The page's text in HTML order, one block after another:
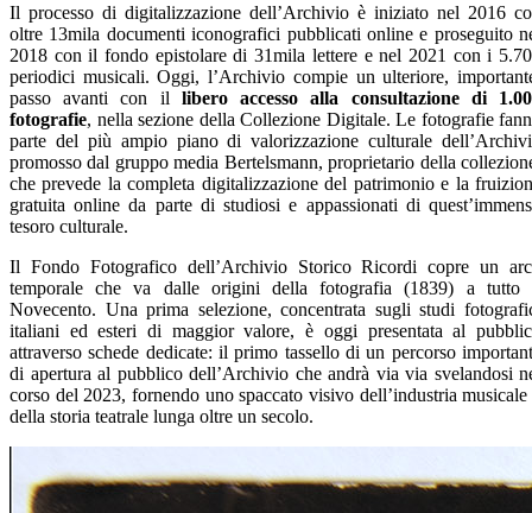
Il processo di digitalizzazione dell’Archivio è iniziato nel 2016
oltre 13mila documenti iconografici pubblicati online e proseguito
2018 con il fondo epistolare di 31mila lettere e nel 2021 con i
periodici musicali. Oggi, l’Archivio compie un ulteriore,
passo avanti con il libero accesso alla consultazione di
fotografie, nella sezione della Collezione Digitale. Le fotografie
parte del più ampio piano di valorizzazione culturale
promosso dal gruppo media Bertelsmann, proprietario della
che prevede la completa digitalizzazione del patrimonio e la
gratuita online da parte di studiosi e appassionati di
tesoro culturale.
Il Fondo Fotografico dell’Archivio Storico Ricordi copre un
temporale che va dalle origini della fotografia (1839) a tutto
Novecento. Una prima selezione, concentrata sugli studi
italiani ed esteri di maggior valore, è oggi presentata al
attraverso schede dedicate: il primo tassello di un percorso
di apertura al pubblico dell’Archivio che andrà via via svelandosi
corso del 2023, fornendo uno spaccato visivo dell’industria musicale
della storia teatrale lunga oltre un secolo.